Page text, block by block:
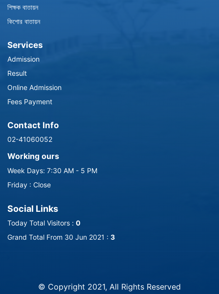
শিক্ষক বাতায়ন
কিশোর বাতায়ন
Services
Admission
Result
Online Admission
Fees Payment
Contact Info
02-41060052
Working ours
Week Days: 7:30 AM - 5 PM
Friday : Close
Social Links
Today Total Visitors : 0
Grand Total From 30 Jun 2021 : 3
© Copyright 2021, All Rights Reserved